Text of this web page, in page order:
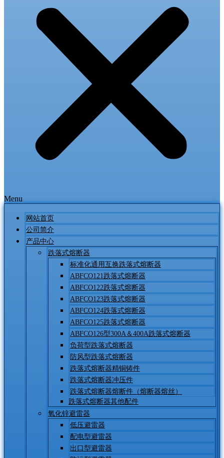
Menu
网站首页
公司简介
产品中心
跌落式熔断器
标准化通用互换跌落式熔断器
ABFCO121跌落式熔断器
ABFCO122跌落式熔断器
ABFCO123跌落式熔断器
ABFCO124跌落式熔断器
ABFCO125跌落式熔断器
ABFCO126型300A＆400A跌落式熔断器
负荷型跌落式熔断器
防风型跌落式熔断器
跌落式熔断器精铜铸件
跌落式熔断器冲压件
跌落式熔断器熔断件（熔断器熔丝）
跌落式熔断器其他配件
氧化锌避雷器
低压避雷器
配电型避雷器
出口型避雷器